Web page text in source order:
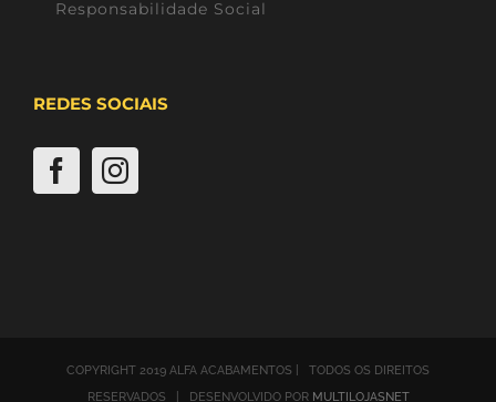
Responsabilidade Social
REDES SOCIAIS
COPYRIGHT 2019 ALFA ACABAMENTOS | TODOS OS DIREITOS
RESERVADOS | DESENVOLVIDO POR MULTILOJASNET